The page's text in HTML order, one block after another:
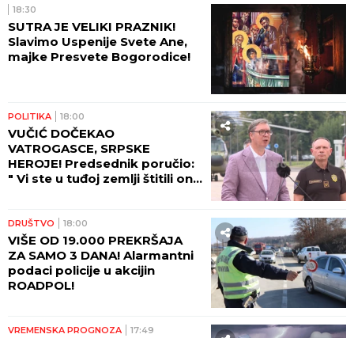
18:30
SUTRA JE VELIKI PRAZNIK!
Slavimo Uspenije Svete Ane,
majke Presvete Bogorodice!
POLITIKA 18:00
VUČIĆ DOČEKAO
VATROGASCE, SRPSKE
HEROJE! Predsednik poručio:
" Vi ste u tuđoj zemlji štitili ono
DRUŠTVO 18:00
VIŠE OD 19.000 PREKRŠAJA
ZA SAMO 3 DANA! Alarmantni
podaci policije u akcijin
ROADPOL!
VREMENSKA PROGNOZA 17:49